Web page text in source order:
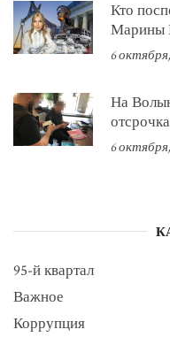
Кто
Марины
6
На
6
95-й квартал
Важное
Коррупция